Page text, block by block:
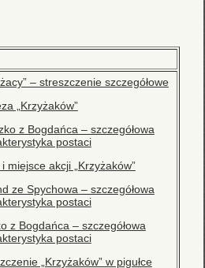
– streszczenie szczegółowe
„Krzyżaków”
z Bogdańca – szczegółowa
postaci
miejsce akcji „Krzyżaków”
ze Spychowa – szczegółowa
postaci
z Bogdańca – szczegółowa
postaci
„Krzyżaków” w pigułce